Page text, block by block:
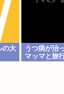
の大
うつ病が治
マッマと旅